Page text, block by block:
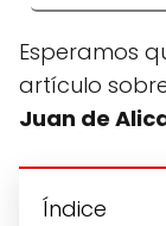
Esperamos
artículo
Juan de
Índice